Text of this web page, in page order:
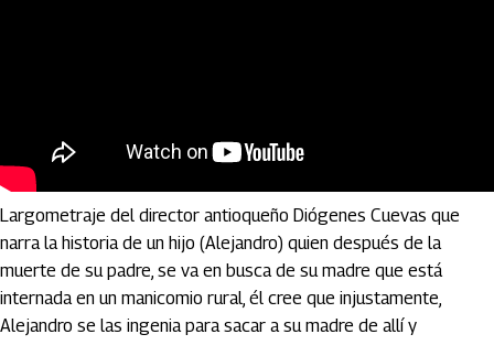
Una madre (2022)
Largometraje del director antioqueño Diógenes Cuevas que
narra la historia de un hijo (Alejandro) quien después de la
muerte de su padre, se va en busca de su madre que está
internada en un manicomio rural, él cree que injustamente,
Alejandro se las ingenia para sacar a su madre de allí y